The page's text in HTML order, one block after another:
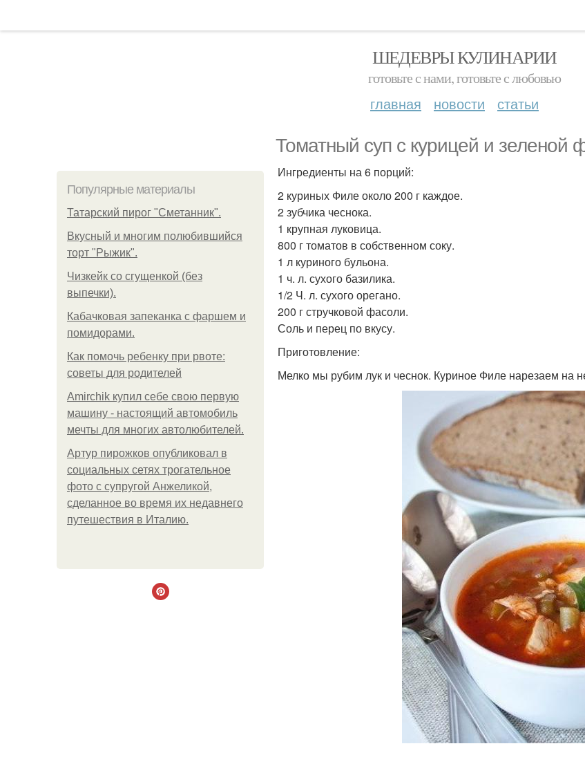
ШЕДЕВРЫ КУЛИНАРИИ
готовьте с нами, готовьте с любовью
главная новости статьи
Томатный суп с курицей и зеленой
Популярные материалы
Татарский пирог "Сметанник".
Вкусный и многим полюбившийся
торт "Рыжик".
Чизкейк со сгущенкой (без
выпечки).
Кабачковая запеканка с фаршем и
помидорами.
Как помочь ребенку при рвоте:
советы для родителей
Amirchik купил себе свою первую
машину - настоящий автомобиль
мечты для многих автолюбителей.
Артур пирожков опубликовал в
социальных сетях трогательное
фото с супругой Анжеликой,
сделанное во время их недавнего
путешествия в Италию.
Ингредиенты на 6 порций:
2 куриных Филе около 200 г каждое.
2 зубчика чеснока.
1 крупная луковица.
800 г томатов в собственном соку.
1 л куриного бульона.
1 ч. л. сухого базилика.
1/2 Ч. л. сухого орегано.
200 г стручковой фасоли.
Соль и перец по вкусу.
Приготовление:
Мелко мы рубим лук и чеснок. Куриное Филе нарезаем на